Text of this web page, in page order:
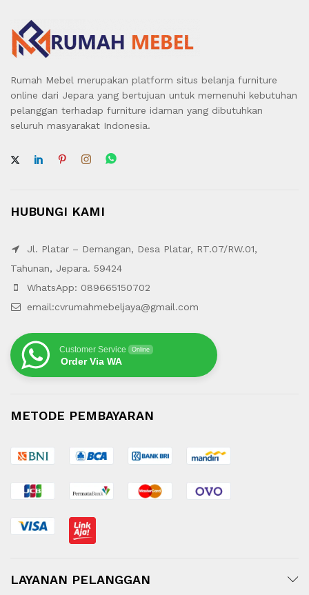
Rumah Mebel merupakan platform situs belanja furniture
online dari Jepara yang bertujuan untuk memenuhi kebutuhan
pelanggan terhadap furniture idaman yang dibutuhkan
seluruh masyarakat Indonesia.
HUBUNGI KAMI
Jl. Platar – Demangan, Desa Platar, RT.07/RW.01,
Tahunan, Jepara. 59424
WhatsApp: 089665150702
email:cvrumahmebeljaya@gmail.com
Customer Service Online
Order Via WA
METODE PEMBAYARAN
LAYANAN PELANGGAN